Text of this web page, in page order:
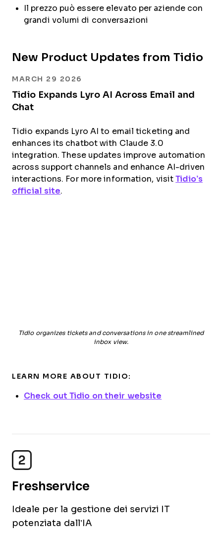
Il prezzo può essere elevato per aziende con
grandi volumi di conversazioni
New Product Updates from Tidio
Tidio organizes tickets and conversations in one streamlined
inbox view.
MARCH 29 2026
Tidio Expands Lyro AI Across Email and
Chat
Tidio expands Lyro AI to email ticketing and
enhances its chatbot with Claude 3.0
integration. These updates improve automation
across support channels and enhance AI-driven
interactions. For more information, visitTidio’s
official site.
LEARN MORE ABOUT TIDIO:
Check out Tidio on their website
2
Freshservice
Ideale per la gestione dei servizi IT
potenziata dall’IA